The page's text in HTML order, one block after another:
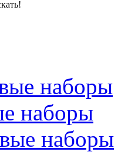
наборы
наборы
наборы